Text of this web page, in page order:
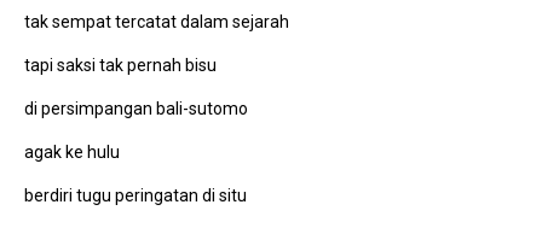
tak sempat tercatat dalam sejarah
tapi saksi tak pernah bisu
di persimpangan bali-sutomo
agak ke hulu
berdiri tugu peringatan di situ